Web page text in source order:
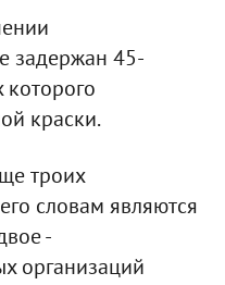
задержан 45-
краски.
троих
словам являются
-
организаций